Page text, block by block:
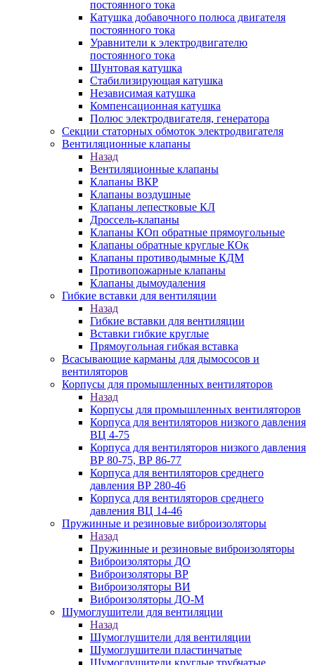
постоянного тока
Катушка добавочного полюса двигателя
постоянного тока
Уравнители к электродвигателю
постоянного тока
Шунтовая катушка
Стабилизирующая катушка
Независимая катушка
Компенсационная катушка
Полюс электродвигателя, генератора
Секции статорных обмоток электродвигателя
Вентиляционные клапаны
Назад
Вентиляционные клапаны
Клапаны ВКР
Клапаны воздушные
Клапаны лепестковые КЛ
Дроссель-клапаны
Клапаны КОп обратные прямоугольные
Клапаны обратные круглые КОк
Клапаны противодымные КДМ
Противопожарные клапаны
Клапаны дымоудаления
Гибкие вставки для вентиляции
Назад
Гибкие вставки для вентиляции
Вставки гибкие круглые
Прямоугольная гибкая вставка
Всасывающие карманы для дымососов и
вентиляторов
Корпусы для промышленных вентиляторов
Назад
Корпусы для промышленных вентиляторов
Корпуса для вентиляторов низкого давления
ВЦ 4-75
Корпуса для вентиляторов низкого давления
ВР 80-75, ВР 86-77
Корпуса для вентиляторов среднего
давления ВР 280-46
Корпуса для вентиляторов среднего
давления ВЦ 14-46
Пружинные и резиновые виброизоляторы
Назад
Пружинные и резиновые виброизоляторы
Виброизоляторы ДО
Виброизоляторы ВР
Виброизоляторы ВИ
Виброизоляторы ДО-М
Шумоглушители для вентиляции
Назад
Шумоглушители для вентиляции
Шумоглушители пластинчатые
Шумоглушители круглые трубчатые